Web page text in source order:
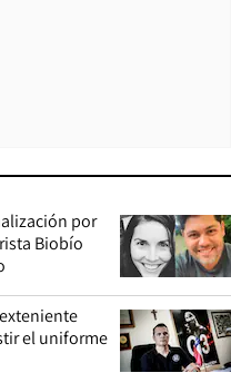
por
Biobío
el uniforme